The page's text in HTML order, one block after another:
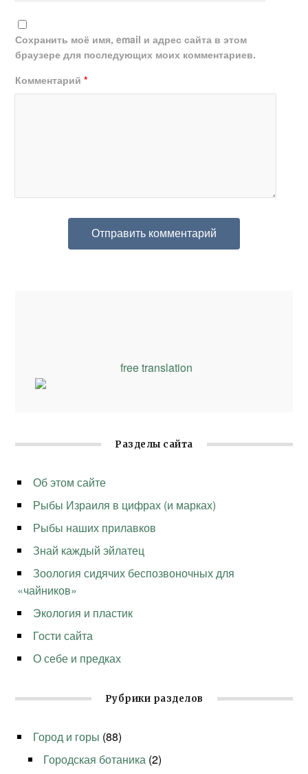
Сохранить моё имя, email и адрес сайта в этом
браузере для последующих моих комментариев.
Комментарий*
free translation
Разделы сайта
Об этом сайте
Рыбы Израиля в цифрах (и марках)
Рыбы наших прилавков
Знай каждый эйлатец
Зоология сидячих беспозвоночных для
«чайников»
Экология и пластик
Гости сайта
О себе и предках
Рубрики разделов
Город и горы (88)
Городская ботаника (2)